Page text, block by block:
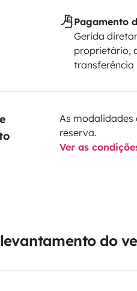
Pagamento
Gerida
proprietário,
transferência
As modalidades
reserva.
Ver as
do